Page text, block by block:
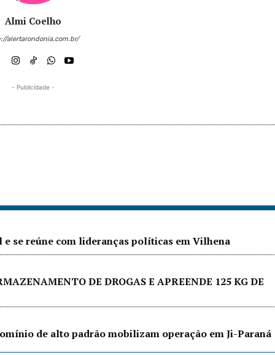
Almi Coelho
alertarondonia.com.br/
- Publicidade -
se reúne com lideranças políticas em Vilhena
DE DROGAS E APREENDE 125 KG DE
de alto padrão mobilizam operação em Ji-Paraná